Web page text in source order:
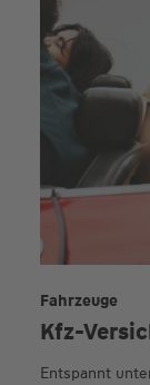
Kfz-
Fahrzeuge
Entspannt